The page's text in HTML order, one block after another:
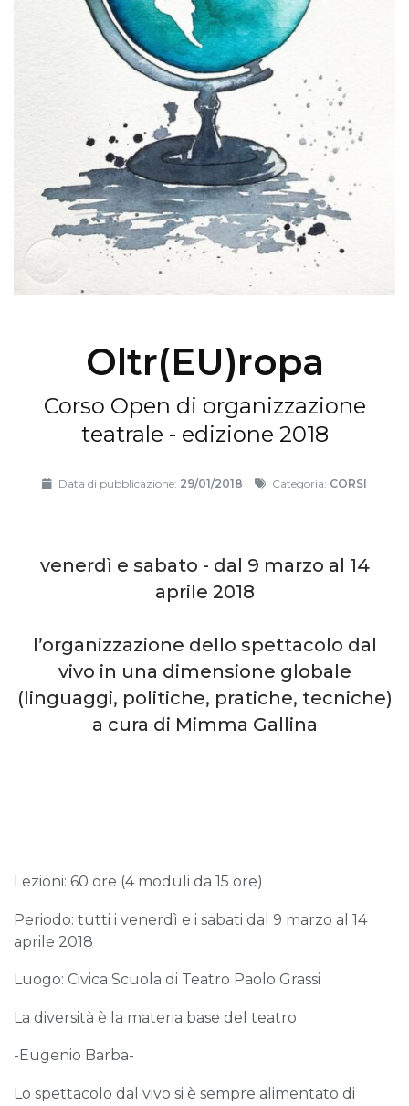
Oltr(EU)ropa
Corso Open di organizzazione
teatrale - edizione 2018
Data di pubblicazione: 29/01/2018 Categoria: CORSI
venerdì e sabato - dal 9 marzo al 14
aprile 2018
l’organizzazione dello spettacolo dal
vivo in una dimensione globale
(linguaggi, politiche, pratiche, tecniche)
a cura di Mimma Gallina
Lezioni: 60 ore (4 moduli da 15 ore)
Periodo: tutti i venerdì e i sabati dal 9 marzo al 14
aprile 2018
Luogo: Civica Scuola di Teatro Paolo Grassi
La diversità è la materia base del teatro
-Eugenio Barba-
Lo spettacolo dal vivo si è sempre alimentato di